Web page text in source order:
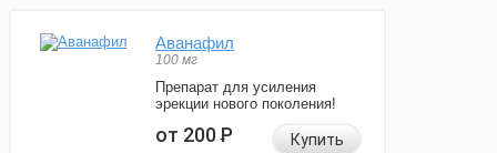
Аванафил
100 мг
Препарат для усиления
эрекции нового поколения!
от 200Р Купить